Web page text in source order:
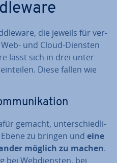
die jeweils für ver­
und Cloud-Diensten
lässt sich in drei un­ter­
Diese fallen wie
gemacht, un­ter­schied­li­
zu bringen und eine
möglich zu machen.
bei Web­diens­ten, bei